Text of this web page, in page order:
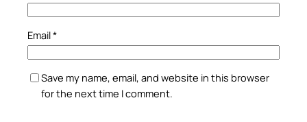
Email*
Save my name, email, and website in this browser
for the next time I comment.